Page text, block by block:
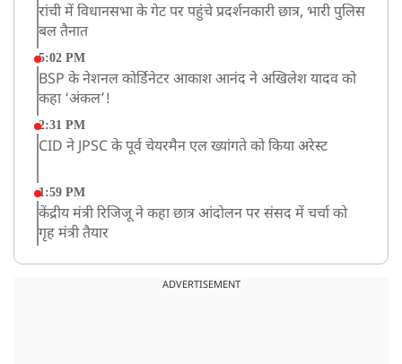
रांची में विधानसभा के गेट पर पहुंचे प्रदर्शनकारी छात्र, भारी पुलिस
बल तैनात
5:02 PM
BSP के नेशनल कोर्डिनेटर आकाश आनंद ने अखिलेश यादव को
कहा ‘अंकल’!
2:31 PM
CID ने JPSC के पूर्व चेयरमैन एल ख्यांगते को किया अरेस्ट
1:59 PM
केंद्रीय मंत्री रिजिजू ने कहा छात्र आंदोलन पर संसद में चर्चा को
गृह मंत्री तैयार
अभिषेक बनर्जी को आंखों के इलाज के लिए विदेश जाने की
ADVERTISEMENT